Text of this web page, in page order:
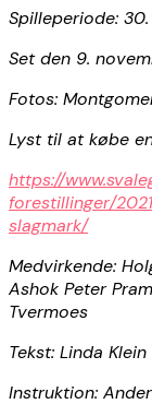
Spilleperiode:
Set den 9.
Fotos:
Lyst til at købe
https://
forestillinger/
slagmark/
Medvirkende:
Ashok Peter
Tvermoes
Tekst: Linda Klein
Instruktion: